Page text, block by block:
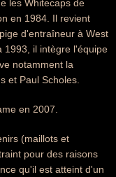
les Whitecaps de
en 1984. Il revient
d'entraîneur à West
1993, il intègre l'équipe
notamment la
et Paul Scholes.
en 2007.
(maillots et
pour des raisons
qu'il est atteint d'un